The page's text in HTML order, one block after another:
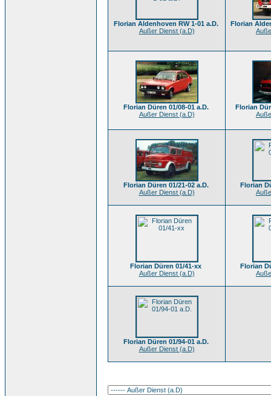
Florian Aldenhoven RW 1-01 a.D.
Außer Dienst (a.D)
Florian
Florian Düren 01/08-01 a.D.
Außer Dienst (a.D)
Florian
Florian Düren 01/21-02 a.D.
Außer Dienst (a.D)
Florian
Florian Düren 01/41-xx
Außer Dienst (a.D)
Florian
Florian Düren 01/94-01 a.D.
Außer Dienst (a.D)